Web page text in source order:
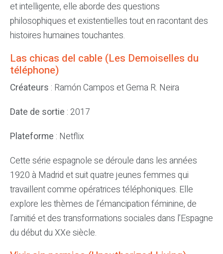
et intelligente, elle aborde des questions
philosophiques et existentielles tout en racontant des
histoires humaines touchantes.
Las chicas del cable (Les Demoiselles du
téléphone)
Créateurs : Ramón Campos et Gema R. Neira
Date de sortie : 2017
Plateforme : Netflix
Cette série espagnole se déroule dans les années
1920 à Madrid et suit quatre jeunes femmes qui
travaillent comme opératrices téléphoniques. Elle
explore les thèmes de l’émancipation féminine, de
l’amitié et des transformations sociales dans l’Espagne
du début du XXe siècle.